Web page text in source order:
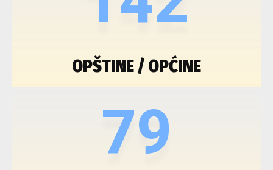
OPŠTINE / OPĆINE
79